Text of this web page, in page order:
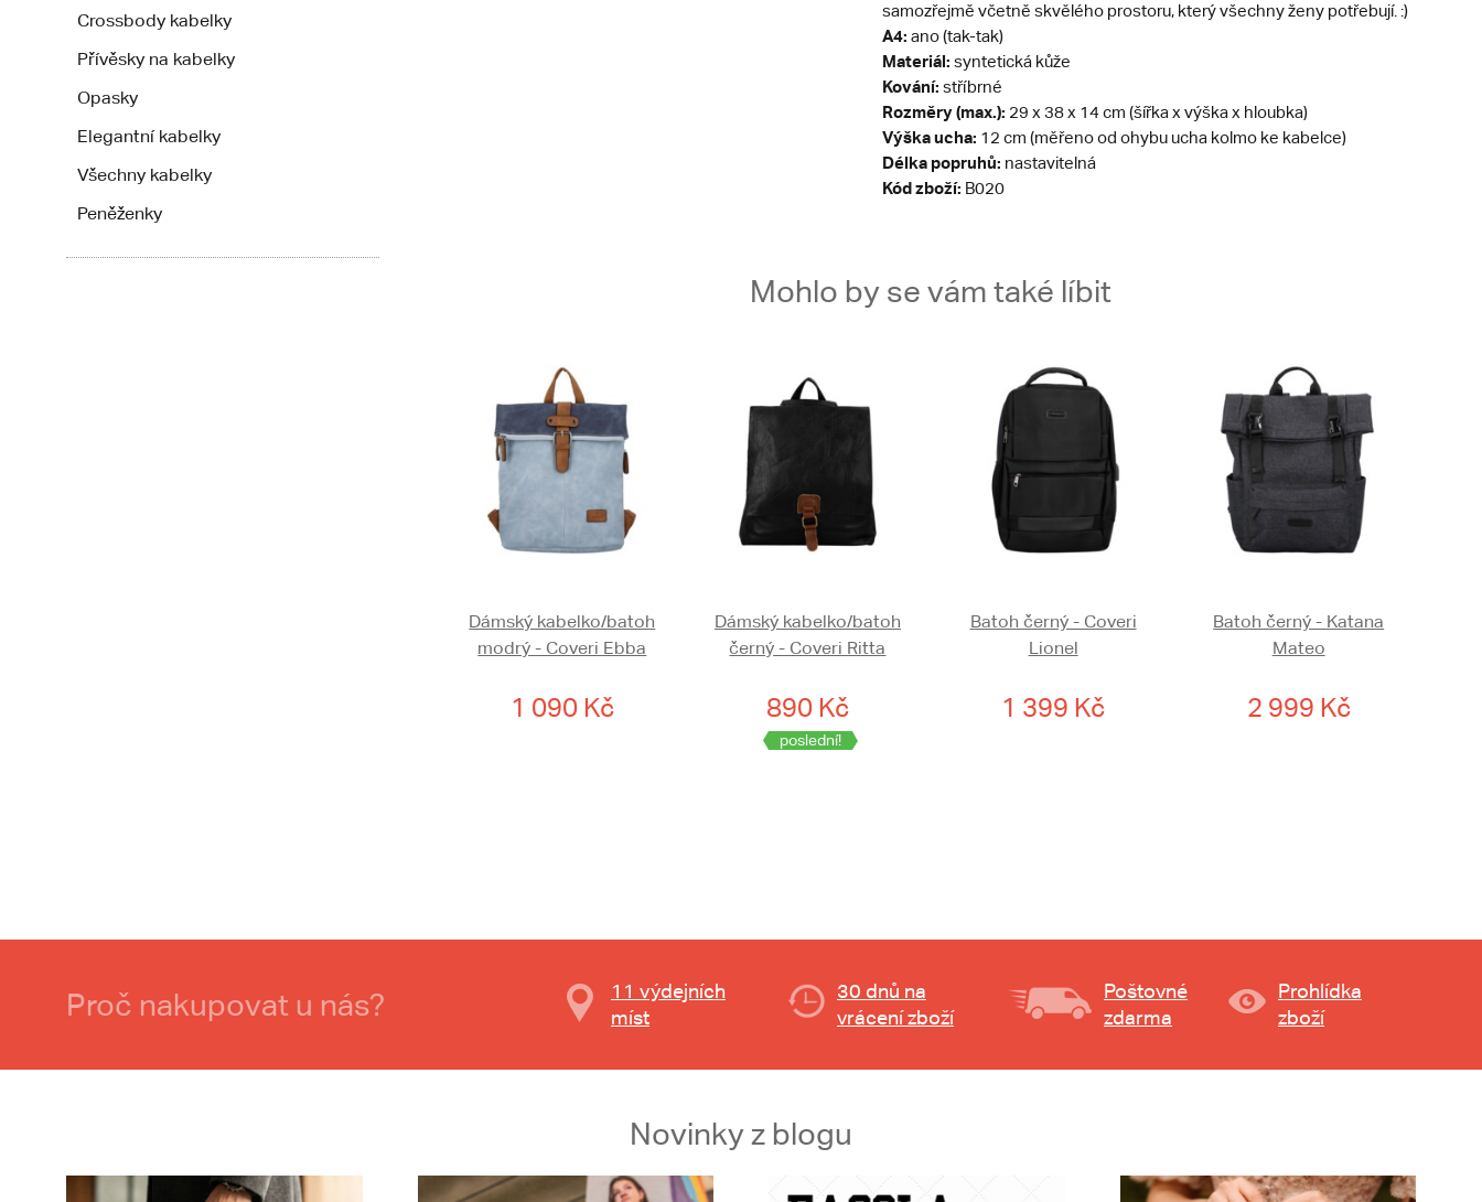
Crossbody kabelky
Přívěsky na kabelky
Opasky
Elegantní kabelky
Všechny kabelky
Peněženky
samozřejmě včetně skvělého prostoru, který všechny ženy potřebují. :)
A4: ano (tak-tak)
Materiál: syntetická kůže
Kování: stříbrné
Rozměry (max.): 29 x 38 x 14 cm (šířka x výška x hloubka)
Výška ucha: 12 cm (měřeno od ohybu ucha kolmo ke kabelce)
Délka popruhů: nastavitelná
Kód zboží: B020
Mohlo by se vám také líbit
Dámský kabelko/batoh
modrý - Coveri Ebba
1 090 Kč
Dámský kabelko/batoh
černý - Coveri Ritta
890 Kč
poslední!
Batoh černý - Coveri
Lionel
1 399 Kč
Batoh černý - Katana
Mateo
2 999 Kč
Proč nakupovat u nás?
11 výdejních
míst
30 dnů na
vrácení zboží
Poštovné
zdarma
Prohlídka
zboží
Novinky z blogu